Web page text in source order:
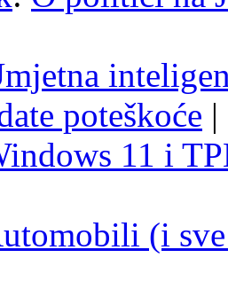
poteškoće |
11 i
(i